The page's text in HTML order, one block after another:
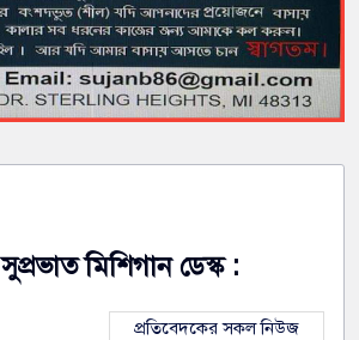
সুপ্রভাত মিশিগান ডেস্ক :
প্রতিবেদকের সকল নিউজ